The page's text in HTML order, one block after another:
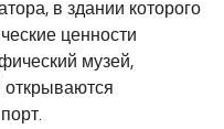
в здании которого
ценности
музей,
открываются